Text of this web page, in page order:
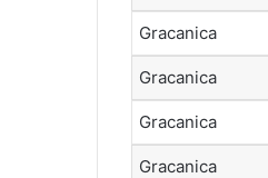
Gracanica
Gracanica
Gracanica
Gracanica